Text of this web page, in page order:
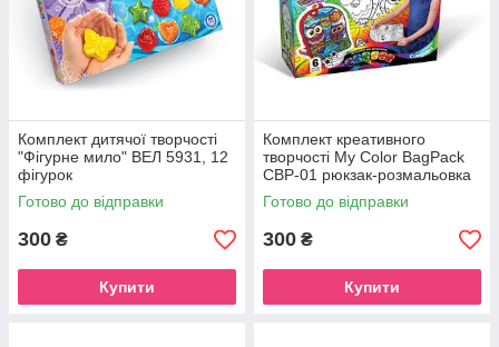
Комплект дитячої творчості
"Фігурне мило" ВЕЛ 5931, 12
фігурок
Готово до відправки
300 ₴
Купити
Комплект креативного
творчості My Color BagPack
CBP-01 рюкзак-розмальовка
Сови
Готово до відправки
300 ₴
Купити